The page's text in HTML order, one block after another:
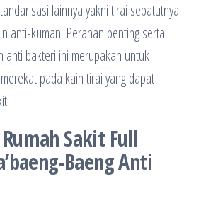
lainnya yakni tirai sepatutnya
anti-kuman. Peranan penting serta
anti bakteri ini merupakan untuk
pada kain tirai yang dapat
Sakit Full
Baeng Anti